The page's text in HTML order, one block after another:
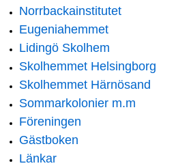
Norrbackainstitutet
Eugeniahemmet
Lidingö Skolhem
Skolhemmet Helsingborg
Skolhemmet Härnösand
Sommarkolonier m.m
Föreningen
Gästboken
Länkar